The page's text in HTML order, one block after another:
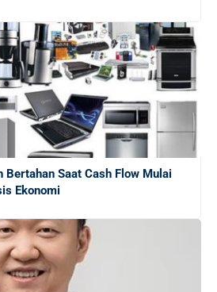
Terbaik untuk Mendapatkan
Side Job untuk
Apakah Ekonomi Gig
Persaingan Kerja untuk
Bertahan Saat Cash Flow Mulai
Ekonomi